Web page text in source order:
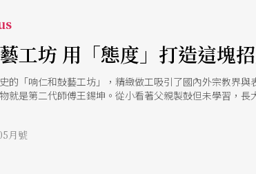
工坊 用「態度」打造這塊
的「响仁和鼓藝工坊」，精緻做工吸引了國內外宗教界
就是第二代師傅王錫坤。從小看著父親製鼓但未學習，
月號